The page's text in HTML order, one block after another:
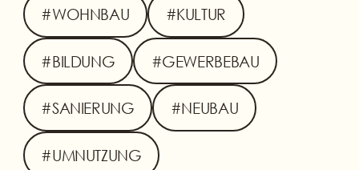
#WOHNBAU #KULTUR
#BILDUNG #GEWERBEBAU
#SANIERUNG #NEUBAU
#UMNUTZUNG